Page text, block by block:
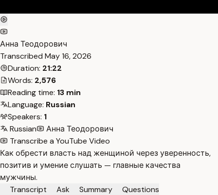
Анна Теодорович
Transcribed May 16, 2026
Duration: 21:22
Words: 2,576
Reading time: 13 min
Language: Russian
Speakers: 1
Russian
Анна Теодорович
Transcribe a YouTube Video
Как обрести власть над женщиной через уверенность,
позитив и умение слушать — главные качества
мужчины.
Transcript
Ask Summary
Questions